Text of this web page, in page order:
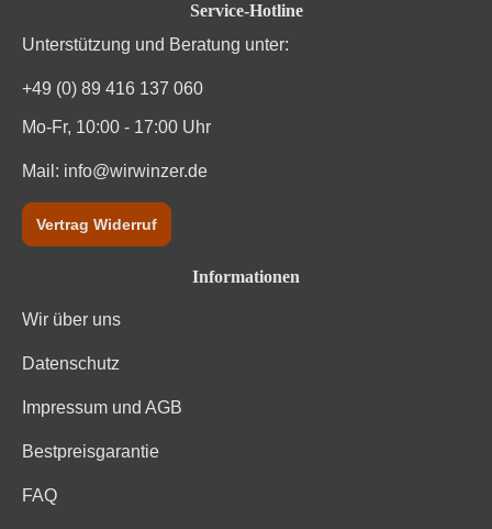
Service-Hotline
Unterstützung und Beratung unter:
+49 (0) 89 416 137 060
Mo-Fr, 10:00 - 17:00 Uhr
Mail: info@wirwinzer.de
Vertrag Widerruf
Informationen
Wir über uns
Datenschutz
Impressum und AGB
Bestpreisgarantie
FAQ